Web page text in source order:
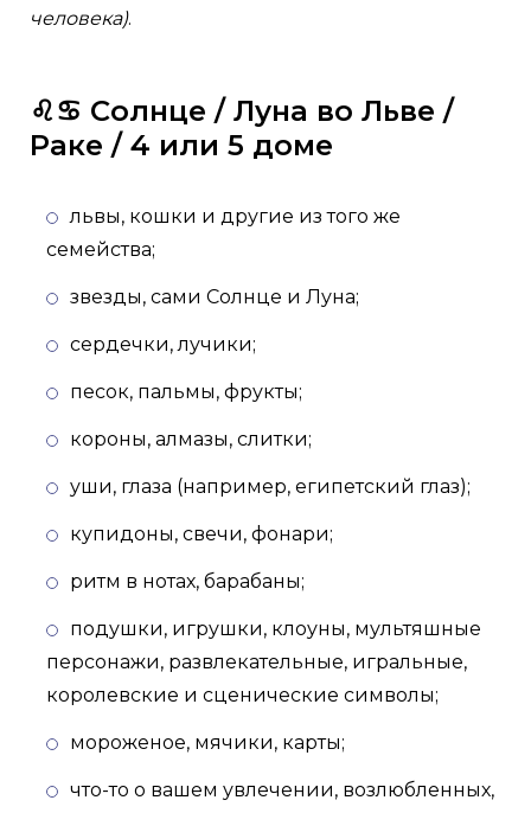
человека).
♌️♋️ Солнце / Луна во Льве /
Раке / 4 или 5 доме
львы, кошки и другие из того же
семейства;
звезды, сами Солнце и Луна;
сердечки, лучики;
песок, пальмы, фрукты;
короны, алмазы, слитки;
уши, глаза (например, египетский глаз);
купидоны, свечи, фонари;
ритм в нотах, барабаны;
подушки, игрушки, клоуны, мультяшные
персонажи, развлекательные, игральные,
королевские и сценические символы;
мороженое, мячики, карты;
что-то о вашем увлечении, возлюбленных,